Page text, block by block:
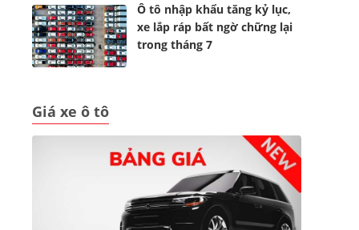
Ô tô nhập khẩu tăng kỷ lục,
xe lắp ráp bất ngờ chững lại
trong tháng 7
Giá xe ô tô